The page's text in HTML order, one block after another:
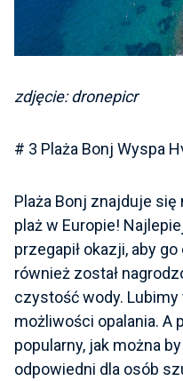
zdjęcie: dronepicr
# 3 Plaża Bonj Wyspa
Plaża Bonj znajduje
plaż w Europie!
przegapił okazji, aby
również został
czystość wody.
możliwości opalania. A
popularny, jak można
odpowiedni dla osób